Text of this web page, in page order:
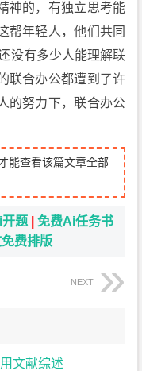
神的，有独立思考能
帮年轻人，他们共同
没有多少人能理解联
联合办公都遭到了许
的努力下，联合办公
能查看该篇文章全部
题 |免费Ai任务书
费排版
NEXT
文献综述